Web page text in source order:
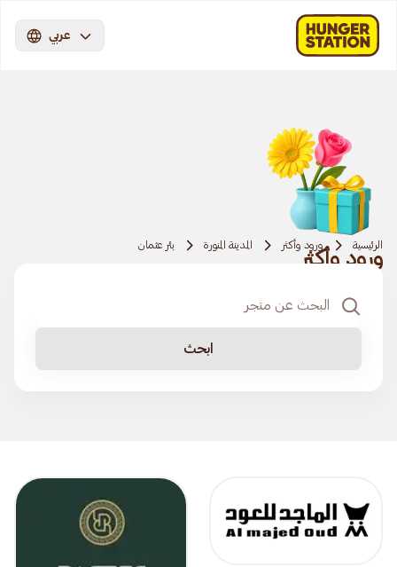
عربي
الرئيسية ورود وأكثر المدينة المنورة بئر عثمان
ورود وأكثر
ابحث